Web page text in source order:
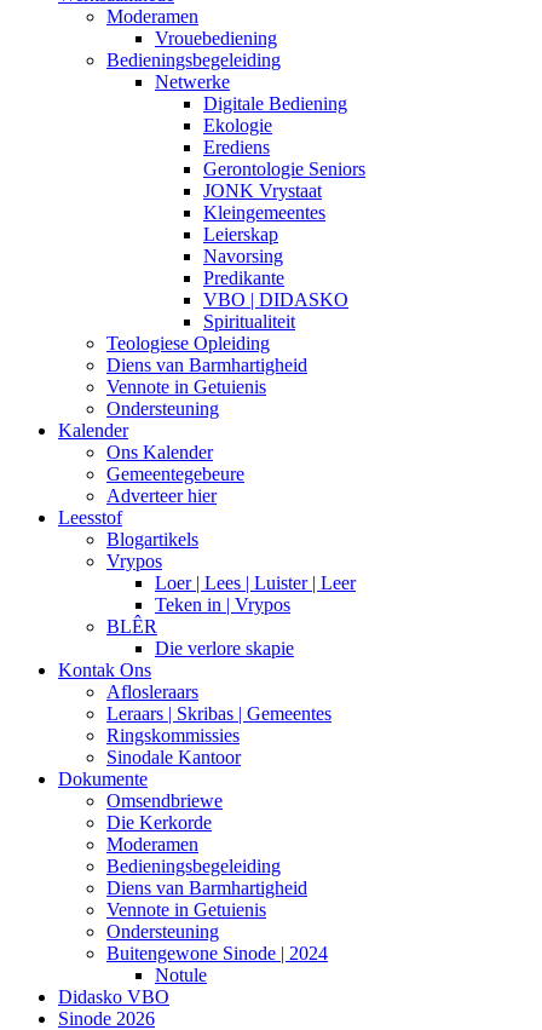
Moderamen
Vrouebediening
Bedieningsbegeleiding
Netwerke
Digitale Bediening
Ekologie
Erediens
Gerontologie Seniors
JONK Vrystaat
Kleingemeentes
Leierskap
Navorsing
Predikante
VBO | DIDASKO
Spiritualiteit
Teologiese Opleiding
Diens van Barmhartigheid
Vennote in Getuienis
Ondersteuning
Kalender
Ons Kalender
Gemeentegebeure
Adverteer hier
Leesstof
Blogartikels
Vrypos
Loer | Lees | Luister | Leer
Teken in | Vrypos
BLÊR
Die verlore skapie
Kontak Ons
Aflosleraars
Leraars | Skribas | Gemeentes
Ringskommissies
Sinodale Kantoor
Dokumente
Omsendbriewe
Die Kerkorde
Moderamen
Bedieningsbegeleiding
Diens van Barmhartigheid
Vennote in Getuienis
Ondersteuning
Buitengewone Sinode | 2024
Notule
Didasko VBO
Sinode 2026